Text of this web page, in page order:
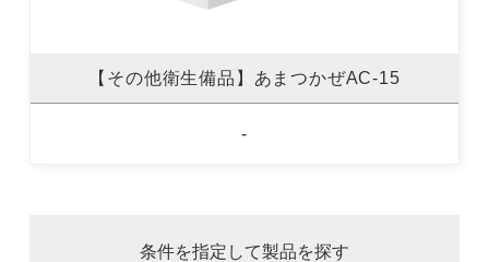
【その他衛生備品】あまつかぜAC-15
-
条件を指定して製品を探す